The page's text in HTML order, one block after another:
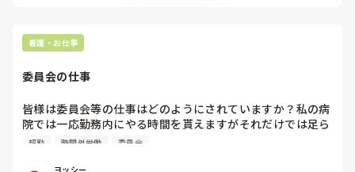
看護・お仕事
委員会の仕事
皆様は委員会等の仕事はどのようにされていますか？私の病
院では一応勤務内にやる時間を貰えますがそれだけでは足ら
ず時間外や自宅ですることが多いです。時間外でやる方がい
超勤 時間外労働 委員会
ヨッシー